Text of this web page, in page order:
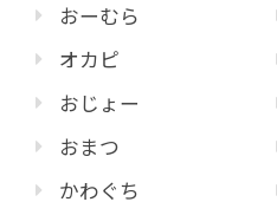
おーむら
オカピ
おじょー
おまつ
かわぐち